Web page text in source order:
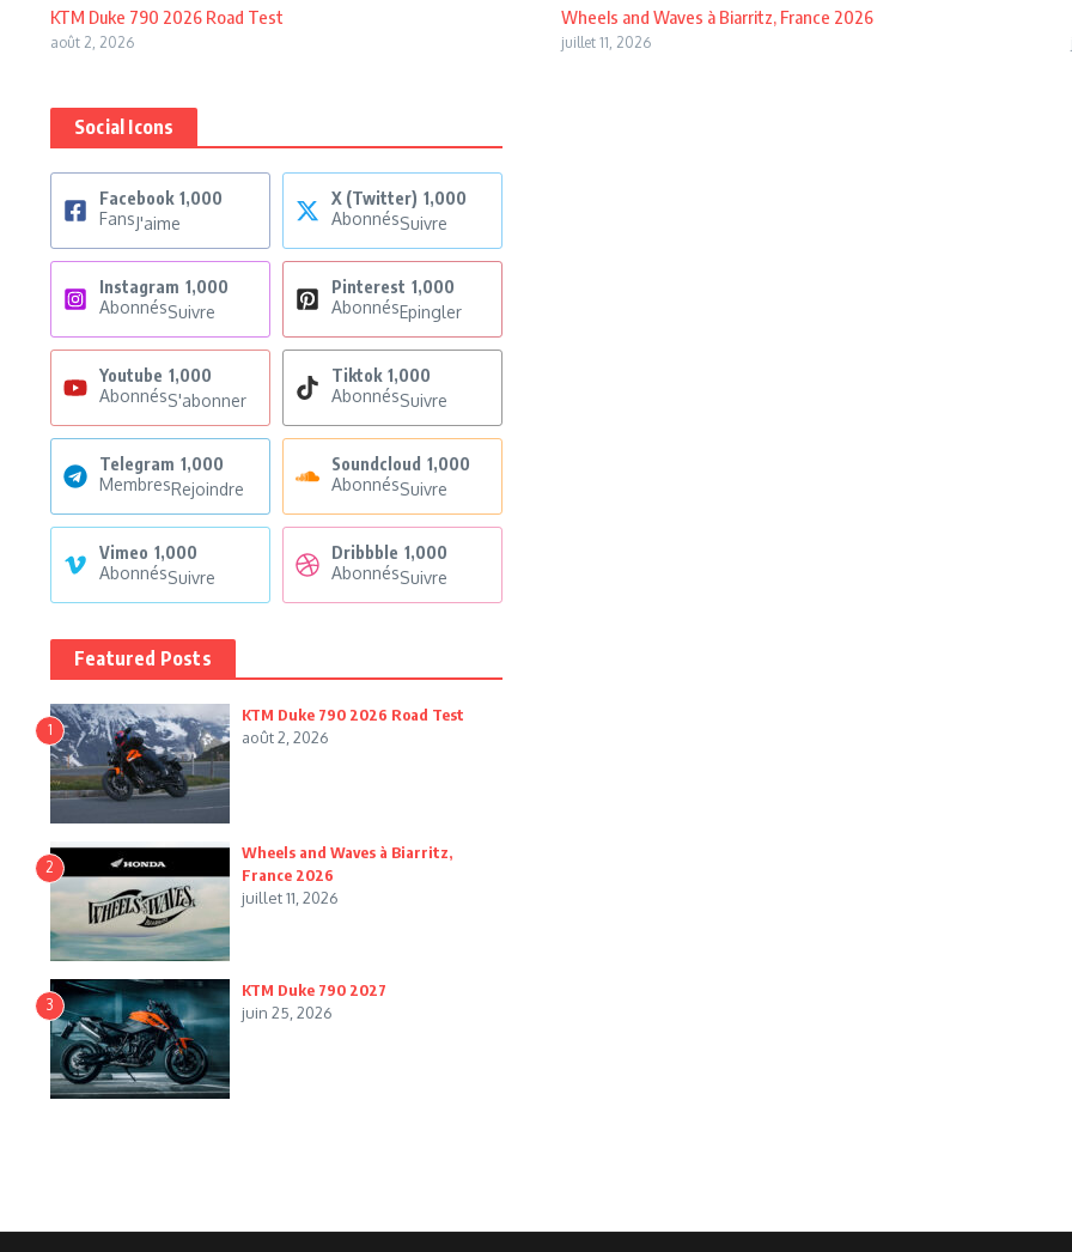
KTM Duke 790 2026 Road Test
août 2, 2026
Wheels and Waves à Biarritz, France 2026
juillet 11, 2026
Social Icons
Facebook 1,000
FansJ'aime
X (Twitter) 1,000
AbonnésSuivre
Instagram 1,000
AbonnésSuivre
Pinterest 1,000
AbonnésEpingler
Youtube 1,000
AbonnésS'abonner
Tiktok 1,000
AbonnésSuivre
Telegram 1,000
MembresRejoindre
Soundcloud 1,000
AbonnésSuivre
Vimeo 1,000
AbonnésSuivre
Dribbble 1,000
AbonnésSuivre
Featured Posts
1
KTM Duke 790 2026 Road Test
août 2, 2026
2
Wheels and Waves à Biarritz,
France 2026
juillet 11, 2026
3
KTM Duke 790 2027
juin 25, 2026